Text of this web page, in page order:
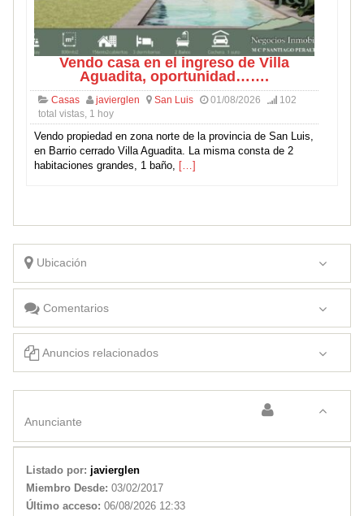
Vendo casa en el ingreso de Villa
Aguadita, oportunidad…….
Casas javierglen San Luis 01/08/2026
102
total vistas, 1 hoy
Vendo propiedad en zona norte de la provincia de San Luis,
en Barrio cerrado Villa Aguadita. La misma consta de 2
habitaciones grandes, 1 baño,
[…]
Ubicación
Comentarios
Anuncios relacionados
Anunciante
Listado por: javierglen
Miembro Desde: 03/02/2017
Último acceso: 06/08/2026 12:33